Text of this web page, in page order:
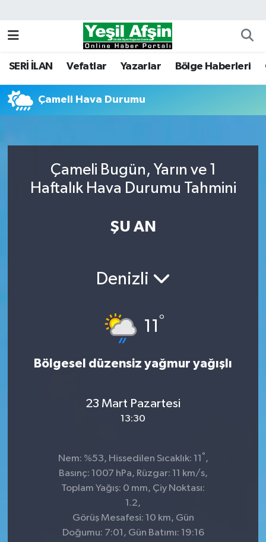
SERİ İLAN Vefatlar Yazarlar Bölge Haberleri
Çameli Hava Durumu
Çameli Bugün, Yarın ve 1
Haftalık Hava Durumu Tahmini
ŞU AN
Denizli
11 °
Bölgesel düzensiz yağmur yağışlı
23 Mart Pazartesi
13:30
Nem: %53, Hissedilen Sıcaklık: 11 °,
Basınç: 1007 hPa, Rüzgar: 11 km/s,
Toplam Yağış: 0 mm, Çiy Noktası:
1.2,
Görüş Mesafesi: 10 km, Gün
Doğumu: 7:01, Gün Batımı: 19:16
Kahramanmaraş Nöbetçi Eczaneler
Kahramanmaraş Namaz Vakitleri
Süper Lig Puan Durumu ve Fikstür
Tüm Manşetler
Son Dakika Haberleri